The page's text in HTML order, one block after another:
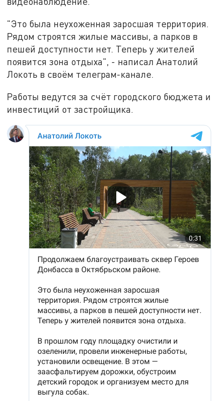
"Это была неухоженная заросшая территория.
Рядом строятся жилые массивы, а парков в
пешей доступности нет. Теперь у жителей
появится зона отдыха", - написал Анатолий
Локоть в своём телеграм-канале.
Работы ведутся за счёт городского бюджета и
инвестиций от застройщика.